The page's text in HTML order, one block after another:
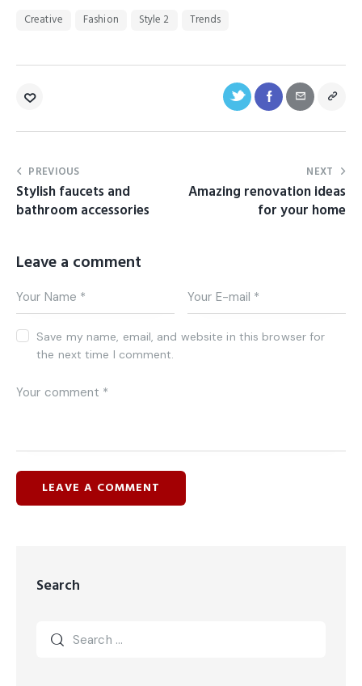
Creative Fashion Style 2 Trends
PREVIOUS
Stylish faucets and
bathroom accessories
NEXT
Amazing renovation ideas
for your home
Leave a comment
Save my name, email, and website in this browser for
the next time I comment.
Search